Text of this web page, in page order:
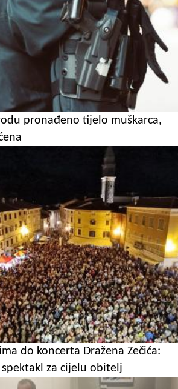
pronađeno tijelo muškarca,
do koncerta Dražena Zečića:
za cijelu obitelj